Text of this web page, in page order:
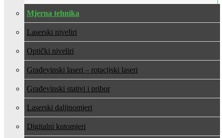
Mjerna tehnika
Laserski niveliri
Optički niveliri
Građevinski laseri – rotacijski laseri
Građevinski stativi i pribor
Laserski daljinomjeri
Digitalni kutomjeri